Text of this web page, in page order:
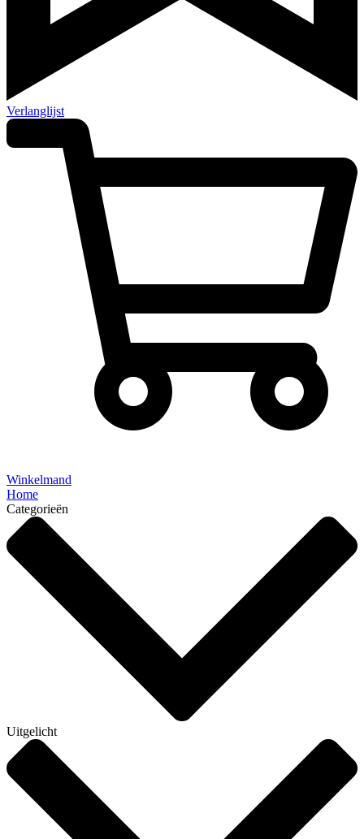
Verlanglijst
Winkelmand
Home
Categorieën
Uitgelicht